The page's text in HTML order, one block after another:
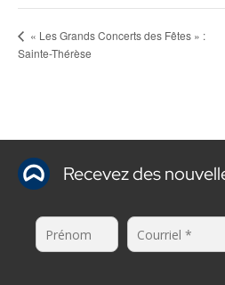
« Les Grands Concerts des Fêtes » :
Sainte-Thérèse
Recevez des